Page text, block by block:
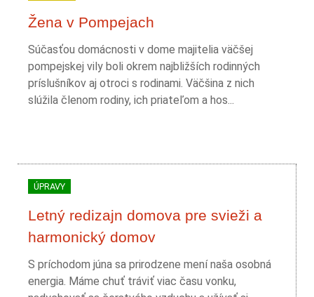
Žena v Pompejach
Súčasťou domácnosti v dome majitelia väčšej
pompejskej vily boli okrem najbližších rodinných
príslušníkov aj otroci s rodinami. Väčšina z nich
slúžila členom rodiny, ich priateľom a hos...
ÚPRAVY
Letný redizajn domova pre svieži a
harmonický domov
S príchodom júna sa prirodzene mení naša osobná
energia. Máme chuť tráviť viac času vonku,